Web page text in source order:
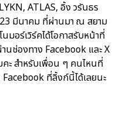
ATLAS, อิ้ง วรันธร
มีนาคม ที่ผ่านมา ณ สยาม
มอร์เวิร์คได้โอกาสรับหน้าที่
นช่องทาง Facebook และ X
คะ สำหรับเพื่อน ๆ คนไหนที่
ที่ลิ้งก์นี้ได้เลยนะ